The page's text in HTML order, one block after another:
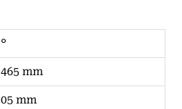
°
465 mm
05 mm